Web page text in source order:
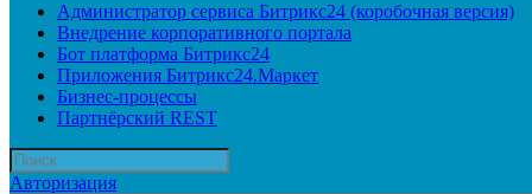
Администратор сервиса Битрикс24 (коробочная версия)
Внедрение корпоративного портала
Бот платформа Битрикс24
Приложения Битрикс24.Маркет
Бизнес-процессы
Партнёрский REST
Авторизация